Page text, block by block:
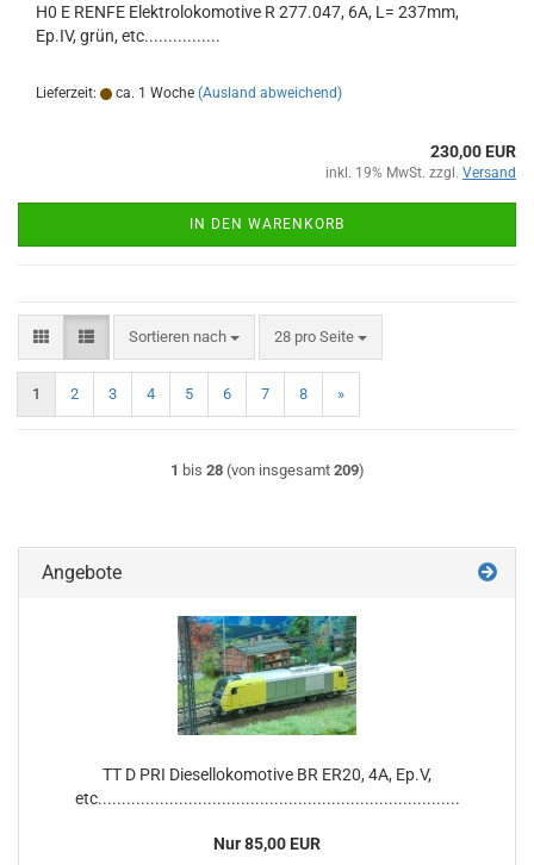
H0 E RENFE Elektrolokomotive R 277.047, 6A, L= 237mm,
Ep.IV, grün, etc................
Lieferzeit: ca. 1 Woche (Ausland abweichend)
230,00 EUR
inkl. 19% MwSt. zzgl. Versand
IN DEN WARENKORB
Sortieren nach
Sortieren nach 28 pro Seite
pro Seite
1 2 3 4 5 6 7 8 »
1 bis 28(von insgesamt 209)
Angebote
TT D PRI Diesellokomotive BR ER20, 4A, Ep.V,
etc............................................................................
Nur 85,00 EUR